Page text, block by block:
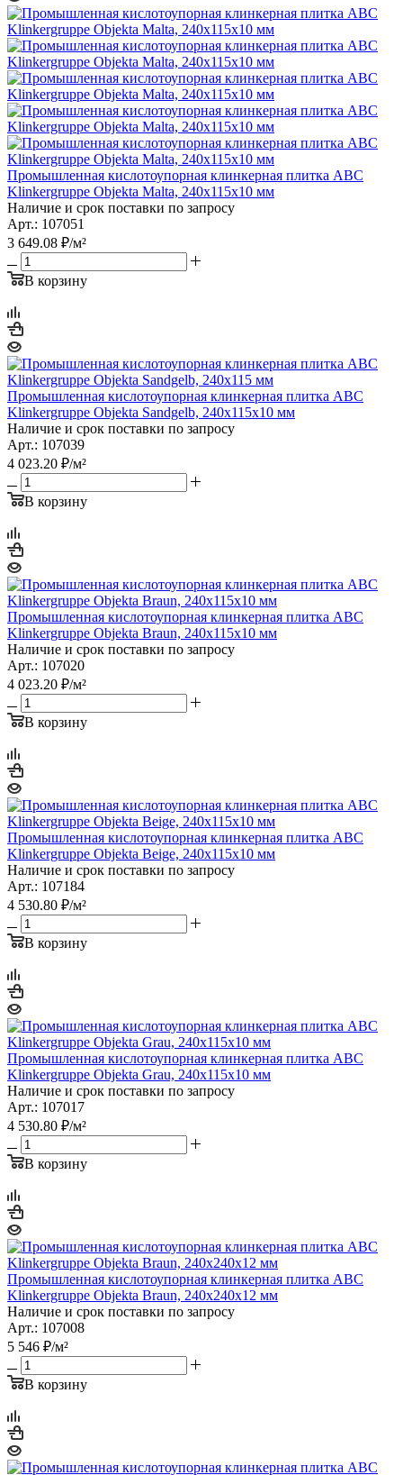
Промышленная кислотоупорная клинкерная плитка ABC
Klinkergruppe Objekta Malta, 240x115x10 мм
Наличие и срок поставки по запросу
Арт.: 107051
3 649.08 ₽/м²
В корзину
Промышленная кислотоупорная клинкерная плитка ABC
Klinkergruppe Objekta Sandgelb, 240x115x10 мм
Наличие и срок поставки по запросу
Арт.: 107039
4 023.20 ₽/м²
В корзину
Промышленная кислотоупорная клинкерная плитка ABC
Klinkergruppe Objekta Braun, 240x115x10 мм
Наличие и срок поставки по запросу
Арт.: 107020
4 023.20 ₽/м²
В корзину
Промышленная кислотоупорная клинкерная плитка ABC
Klinkergruppe Objekta Beige, 240x115x10 мм
Наличие и срок поставки по запросу
Арт.: 107184
4 530.80 ₽/м²
В корзину
Промышленная кислотоупорная клинкерная плитка ABC
Klinkergruppe Objekta Grau, 240x115x10 мм
Наличие и срок поставки по запросу
Арт.: 107017
4 530.80 ₽/м²
В корзину
Промышленная кислотоупорная клинкерная плитка ABC
Klinkergruppe Objekta Braun, 240х240х12 мм
Наличие и срок поставки по запросу
Арт.: 107008
5 546 ₽/м²
В корзину